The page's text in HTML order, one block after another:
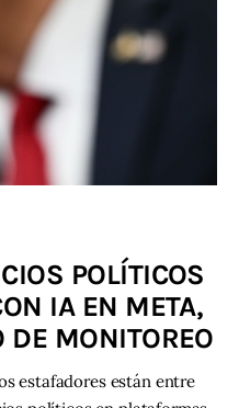
POLÍTICOS
IA EN META,
DE MONITOREO
estafadores están entre